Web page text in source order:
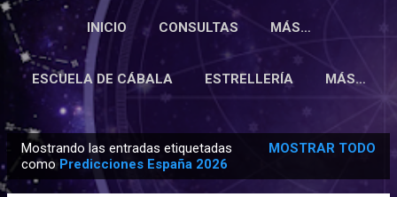
INICIO CONSULTAS MÁS…
ESCUELA DE CÁBALA ESTRELLERÍA MÁS…
n
Mostrando las entradas etiquetadas
como Predicciones España 2026
MOSTRAR TODO